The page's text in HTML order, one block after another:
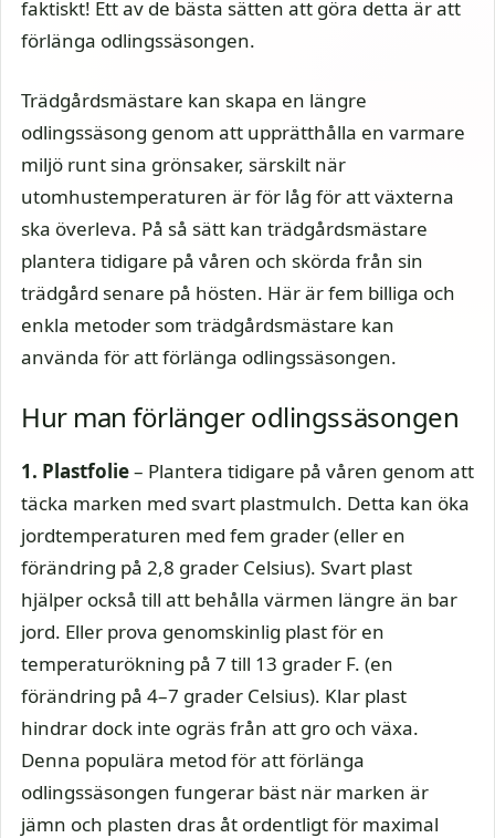
faktiskt! Ett av de bästa sätten att göra detta är att
förlänga odlingssäsongen.
Trädgårdsmästare kan skapa en längre
odlingssäsong genom att upprätthålla en varmare
miljö runt sina grönsaker, särskilt när
utomhustemperaturen är för låg för att växterna
ska överleva. På så sätt kan trädgårdsmästare
plantera tidigare på våren och skörda från sin
trädgård senare på hösten. Här är fem billiga och
enkla metoder som trädgårdsmästare kan
använda för att förlänga odlingssäsongen.
Hur man förlänger odlingssäsongen
1. Plastfolie– Plantera tidigare på våren genom att
täcka marken med svart plastmulch. Detta kan öka
jordtemperaturen med fem grader (eller en
förändring på 2,8 grader Celsius). Svart plast
hjälper också till att behålla värmen längre än bar
jord. Eller prova genomskinlig plast för en
temperaturökning på 7 till 13 grader F. (en
förändring på 4–7 grader Celsius). Klar plast
hindrar dock inte ogräs från att gro och växa.
Denna populära metod för att förlänga
odlingssäsongen fungerar bäst när marken är
jämn och plasten dras åt ordentligt för maximal